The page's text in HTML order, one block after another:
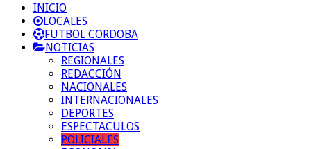
INICIO
LOCALES
FUTBOL CORDOBA
NOTICIAS
REGIONALES
REDACCIÓN
NACIONALES
INTERNACIONALES
DEPORTES
ESPECTACULOS
POLICIALES